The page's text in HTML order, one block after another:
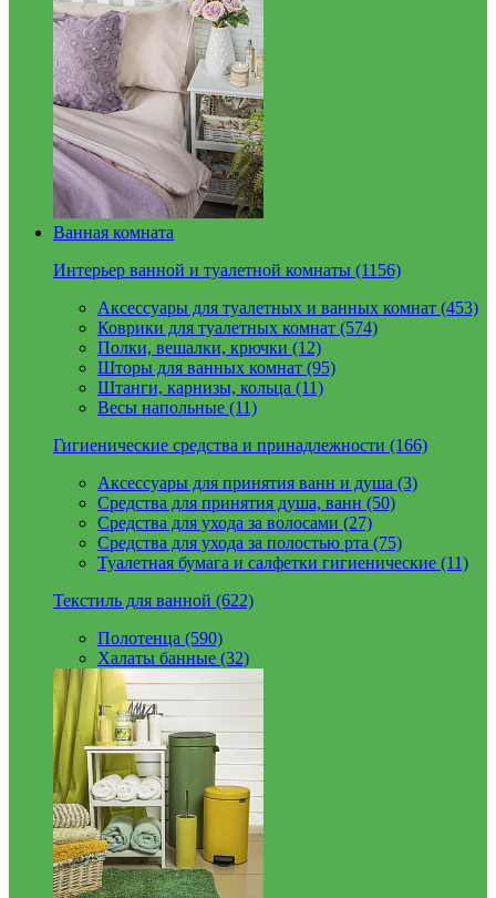
Ванная комната
Интерьер ванной и туалетной комнаты (1156)
Аксессуары для туалетных и ванных комнат (453)
Коврики для туалетных комнат (574)
Полки, вешалки, крючки (12)
Шторы для ванных комнат (95)
Штанги, карнизы, кольца (11)
Весы напольные (11)
Гигиенические средства и принадлежности (166)
Аксессуары для принятия ванн и душа (3)
Средства для принятия душа, ванн (50)
Средства для ухода за волосами (27)
Средства для ухода за полостью рта (75)
Туалетная бумага и салфетки гигиенические (11)
Текстиль для ванной (622)
Полотенца (590)
Халаты банные (32)